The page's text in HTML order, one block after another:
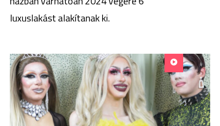
luxuslakást alakítanak ki.